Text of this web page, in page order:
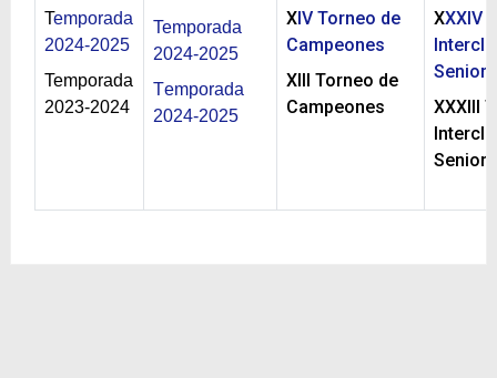
Temporada
2024-2025
Temporada
2023-2024
Temporada
2024-2025
Temporada
2024-2025
XIV Torneo de
Campeones
XIII Torneo de
Campeones
XXXIV
Senior
XXXIII
Senior